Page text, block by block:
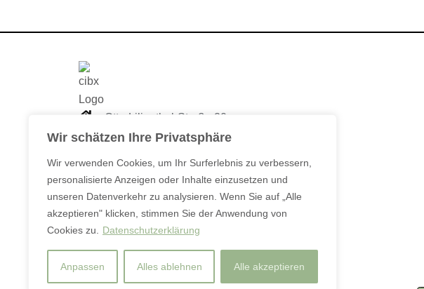
Wir schätzen Ihre Privatsphäre
Wir verwenden Cookies, um Ihr Surferlebnis zu verbessern,
personalisierte Anzeigen oder Inhalte einzusetzen und
unseren Datenverkehr zu analysieren. Wenn Sie auf „Alle
akzeptieren" klicken, stimmen Sie der Anwendung von
Cookies zu.
Datenschutzerklärung
Anpassen Alles ablehnen Alle akzeptieren
Otto-Lilienthal-Straße 20
D-48268 Greven
+49 (0) 800 000 30 14
info@cibx.de